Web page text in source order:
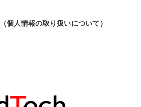
個人情報の取り扱いについて）